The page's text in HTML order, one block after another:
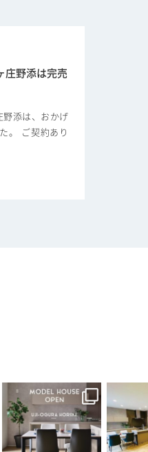
庄野添は完売
野添は、おかげ
。 ご契約あり